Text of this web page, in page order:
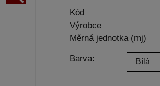
Kód
Výrobce
Měrná jednotka (mj)
Barva: